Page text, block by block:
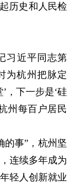
历史和人民检
习近平同志第
为杭州把脉定
，下一步是‘硅
州每百户居民
的事”，杭州坚
连续多年成为
轻人创新就业